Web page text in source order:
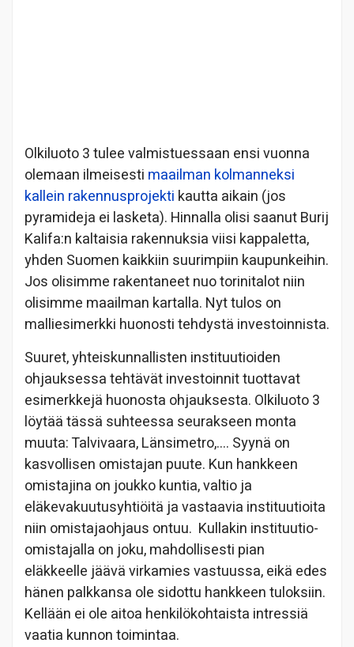
Olkiluoto 3 tulee valmistuessaan ensi vuonna
olemaan ilmeisesti maailman kolmanneksi
kallein rakennusprojekti kautta aikain (jos
pyramideja ei lasketa). Hinnalla olisi saanut Burij
Kalifa:n kaltaisia rakennuksia viisi kappaletta,
yhden Suomen kaikkiin suurimpiin kaupunkeihin.
Jos olisimme rakentaneet nuo torinitalot niin
olisimme maailman kartalla. Nyt tulos on
malliesimerkki huonosti tehdystä investoinnista.
Suuret, yhteiskunnallisten instituutioiden
ohjauksessa tehtävät investoinnit tuottavat
esimerkkejä huonosta ohjauksesta. Olkiluoto 3
löytää tässä suhteessa seurakseen monta
muuta: Talvivaara, Länsimetro,…. Syynä on
kasvollisen omistajan puute. Kun hankkeen
omistajina on joukko kuntia, valtio ja
eläkevakuutusyhtiöitä ja vastaavia instituutioita
niin omistajaohjaus ontuu. Kullakin instituutio-
omistajalla on joku, mahdollisesti pian
eläkkeelle jäävä virkamies vastuussa, eikä edes
hänen palkkansa ole sidottu hankkeen tuloksiin.
Kellään ei ole aitoa henkilökohtaista intressiä
vaatia kunnon toimintaa.